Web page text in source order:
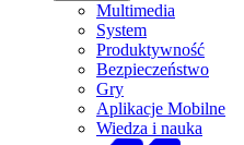
Multimedia
System
Produktywność
Bezpieczeństwo
Gry
Aplikacje Mobilne
Wiedza i nauka